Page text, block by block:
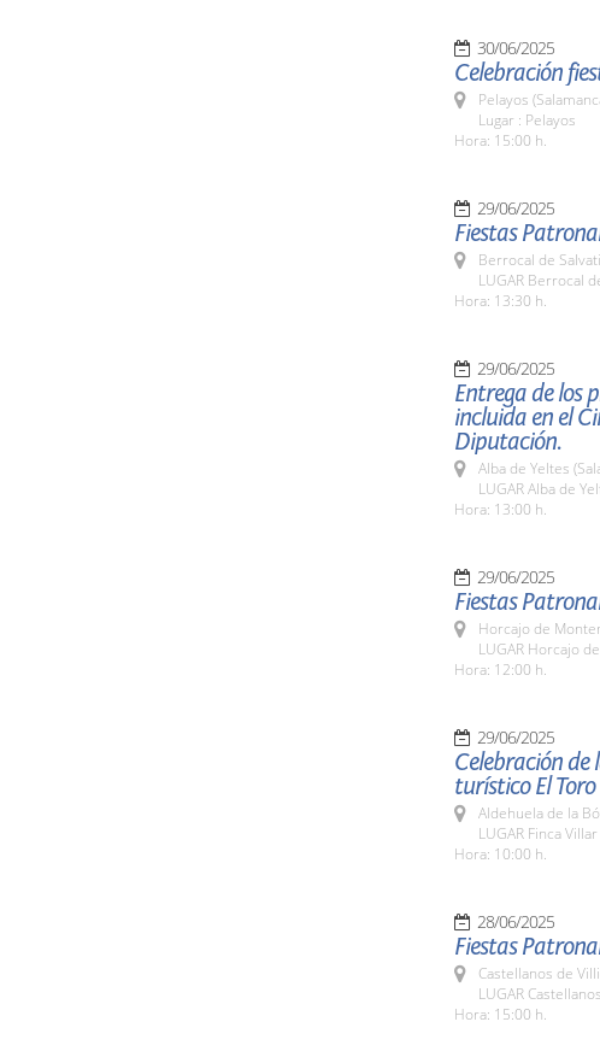
30/06/2025
Celebración
Pelayos
Lugar : Pelayos
Hora: 15:00 h.
29/06/2025
Fiestas
Berrocal de
LUGAR Berrocal
Hora: 13:30 h.
29/06/2025
Entrega de los
incluida en el
Diputación.
Alba de Yeltes
LUGAR Alba de
Hora: 13:00 h.
29/06/2025
Fiestas
Horcajo de
LUGAR Horcajo
Hora: 12:00 h.
29/06/2025
Celebración
turístico El
Aldehuela de la
LUGAR Finca
Hora: 10:00 h.
28/06/2025
Fiestas
Castellanos de
LUGAR
Hora: 15:00 h.